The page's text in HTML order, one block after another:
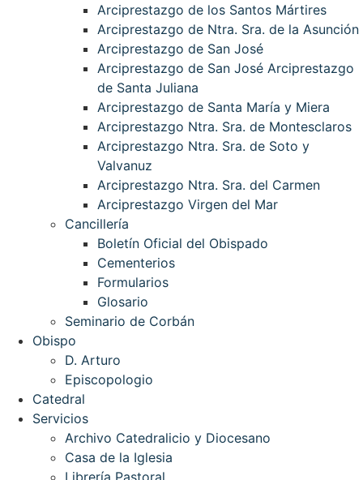
Arciprestazgo de los Santos Mártires
Arciprestazgo de Ntra. Sra. de la Asunción
Arciprestazgo de San José
Arciprestazgo de San José Arciprestazgo
de Santa Juliana
Arciprestazgo de Santa María y Miera
Arciprestazgo Ntra. Sra. de Montesclaros
Arciprestazgo Ntra. Sra. de Soto y
Valvanuz
Arciprestazgo Ntra. Sra. del Carmen
Arciprestazgo Virgen del Mar
Cancillería
Boletín Oficial del Obispado
Cementerios
Formularios
Glosario
Seminario de Corbán
Obispo
D. Arturo
Episcopologio
Catedral
Servicios
Archivo Catedralicio y Diocesano
Casa de la Iglesia